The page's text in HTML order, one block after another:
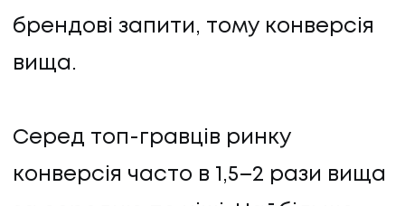
брендові запити, тому конверсія
вища.
Серед топ-гравців ринку
конверсія часто в 1,5–2 рази вища